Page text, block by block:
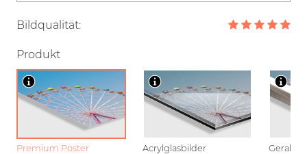
Bildqualität:
Produkt
Premium Poster Acrylglasbilder